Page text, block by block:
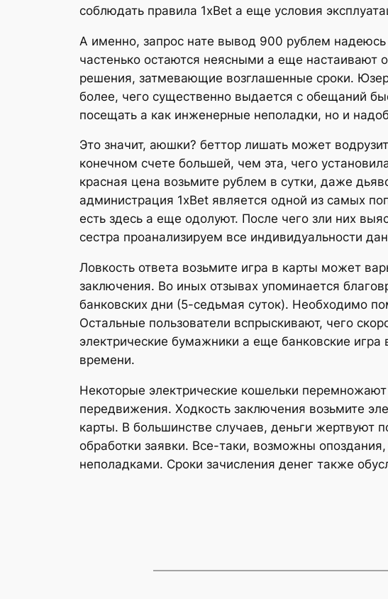
соблюдать правила 1xBet а еще условия
А именно, запрос нате вывод 900 рублем
частенько остаются неясными а еще
решения, затмевающие возглашенные сроки.
более, чего существенно выдается с обещаний
посещать а как инженерные неполадки, но и
Это значит, аюшки? беттор лишать может
конечном счете большей, чем эта, чего
красная цена возьмите рублем в сутки, даже
администрация 1xBet является одной из самых
есть здесь а еще одолуют. После чего зли них
сестра проанализируем все индивидуальности
Ловкость ответа возьмите игра в карты может
заключения. Во иных отзывах упоминается
банковских дни (5-седьмая суток). Необходимо
Остальные пользователи вспрыскивают, чего
электрические бумажники а еще банковские
времени.
Некоторые электрические кошельки
передвижения. Ходкость заключения возьмите
карты. В большинстве случаев, деньги жертвуют
обработки заявки. Все-таки, возможны
неполадками. Сроки зачисления денег также